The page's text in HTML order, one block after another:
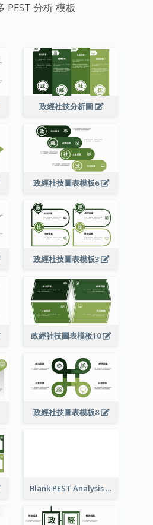
PEST 分析 模板
政經社技分析圖
政經社技圖表模板6
政經社技圖表模板3
政經社技圖表模板10
政經社技圖表模板8
Blank PEST Analysis